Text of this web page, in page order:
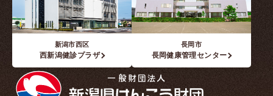
新潟市西区
西新潟健診プラザ
長岡市
長岡健康管理センター